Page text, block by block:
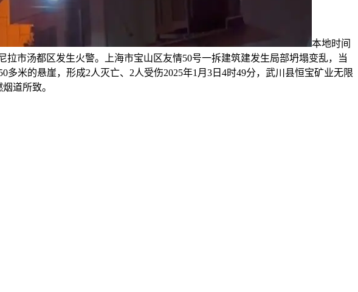
本地时间
市汤都区发生火警。上海市宝山区友情50号一拆建筑建发生局部坍塌变乱，当
米的悬崖，形成2人灭亡、2人受伤2025年1月3日4时49分，武川县恒宝矿业无限
道所致。